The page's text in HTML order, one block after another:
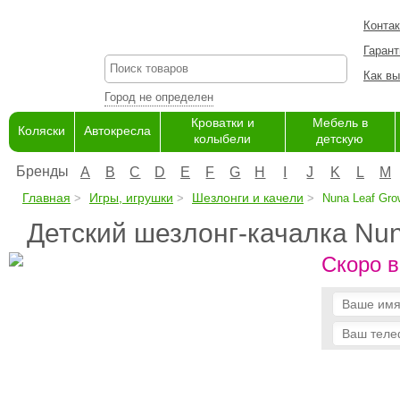
Город не определен
Как
Коляски Автокресла
Кроватки и
колыбели
Мебель в
детскую
Бренды A B C D E F G H J K L M
Главная Игры, игрушки Шезлонги и качели Nuna Leaf
Детский шезлонг-качалка
Скоро